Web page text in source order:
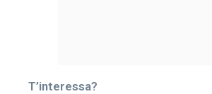
T’interessa?